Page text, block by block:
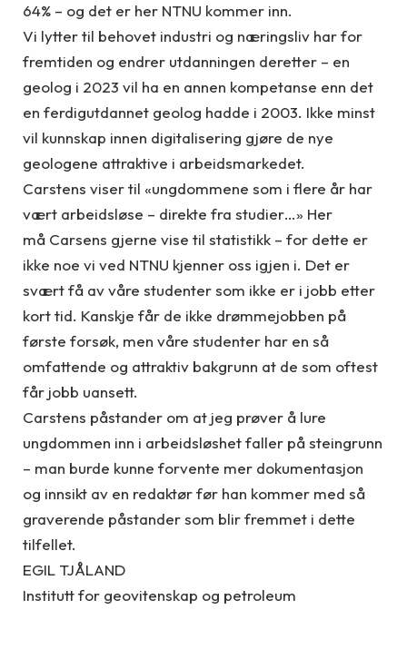
64% – og det er her NTNU kommer inn.
Vi lytter til behovet industri og næringsliv har for
fremtiden og endrer utdanningen deretter – en
geolog i 2023 vil ha en annen kompetanse enn det
en ferdigutdannet geolog hadde i 2003. Ikke minst
vil kunnskap innen digitalisering gjøre de nye
geologene attraktive i arbeidsmarkedet.
Carstens viser til «ungdommene som i flere år har
vært arbeidsløse – direkte fra studier…» Her
må Carsens gjerne vise til statistikk – for dette er
ikke noe vi ved NTNU kjenner oss igjen i. Det er
svært få av våre studenter som ikke er i jobb etter
kort tid. Kanskje får de ikke drømmejobben på
første forsøk, men våre studenter har en så
omfattende og attraktiv bakgrunn at de som oftest
får jobb uansett.
Carstens påstander om at jeg prøver å lure
ungdommen inn i arbeidsløshet faller på steingrunn
– man burde kunne forvente mer dokumentasjon
og innsikt av en redaktør før han kommer med så
graverende påstander som blir fremmet i dette
tilfellet.
EGIL TJÅLAND
Institutt for geovitenskap og petroleum